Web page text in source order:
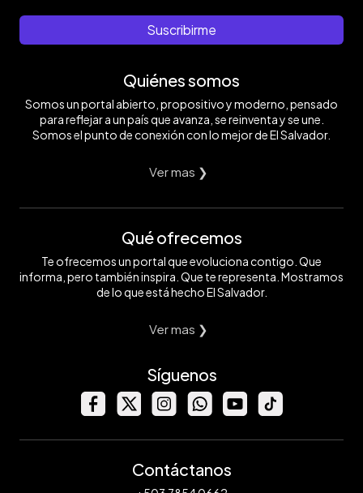
Suscribirme
Quiénes somos
Somos un portal abierto, propositivo y moderno, pensado
para reflejar a un país que avanza, se reinventa y se une.
Somos el punto de conexión con lo mejor de El Salvador.
Ver mas ❯
Qué ofrecemos
Te ofrecemos un portal que evoluciona contigo. Que
informa, pero también inspira. Que te representa. Mostramos
de lo que está hecho El Salvador.
Ver mas ❯
Síguenos
Contáctanos